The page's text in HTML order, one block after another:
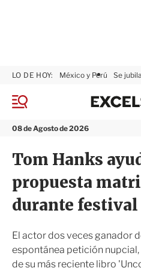
M
n
08 de Agosto de 2026
LO DE HOY: México y Perú Se
Tom Hanks
propuesta
durante festival
El actor dos veces ganador
espontánea petición
de su más reciente libro